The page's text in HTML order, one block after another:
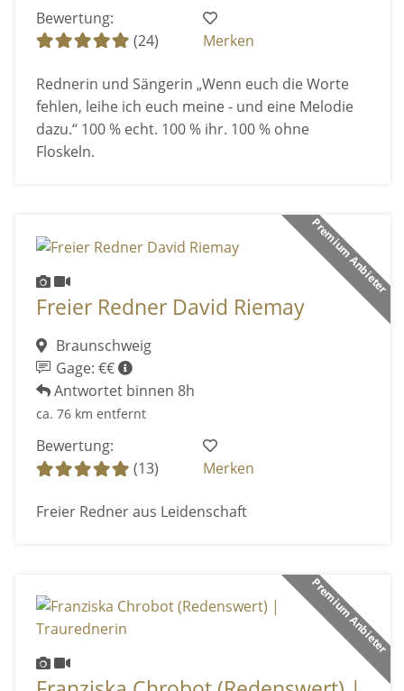
Bewertung:
(24)
Merken
Rednerin und Sängerin „Wenn euch die Worte
fehlen, leihe ich euch meine - und eine Melodie
dazu.“ 100 % echt. 100 % ihr. 100 % ohne
Floskeln.
Premium Anbieter
Freier Redner David Riemay
Braunschweig
Gage: €€
Antwortet binnen 8h
ca. 76 km entfernt
Bewertung:
(13)
Merken
Freier Redner aus Leidenschaft
Premium Anbieter